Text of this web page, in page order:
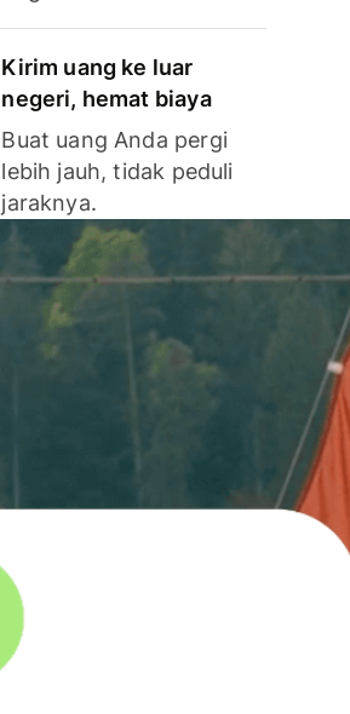
Kirim uang ke luar
negeri, hemat biaya
Buat uang Anda pergi
lebih jauh, tidak peduli
jaraknya.